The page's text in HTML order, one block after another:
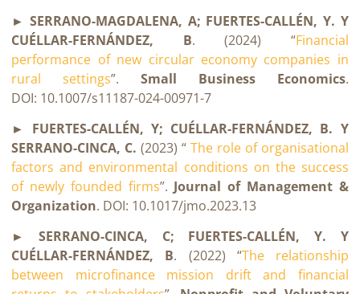
► SERRANO-MAGDALENA, A; FUERTES-CALLÉN, Y. Y
CUÉLLAR-FERNÁNDEZ, B. (2024) “Financial
performance of new circular economy companies in
rural settings”. Small Business Economics.
DOI: 10.1007/s11187-024-00971-7
► FUERTES-CALLÉN, Y; CUÉLLAR-FERNÁNDEZ, B. Y
SERRANO-CINCA, C. (2023) “ The role of organisational
factors and environmental conditions on the success
of newly founded firms”. Journal of Management &
Organization. DOI: 10.1017/jmo.2023.13
► SERRANO-CINCA, C; FUERTES-CALLÉN, Y. Y
CUÉLLAR-FERNÁNDEZ, B. (2022) “The relationship
between microfinance mission drift and financial